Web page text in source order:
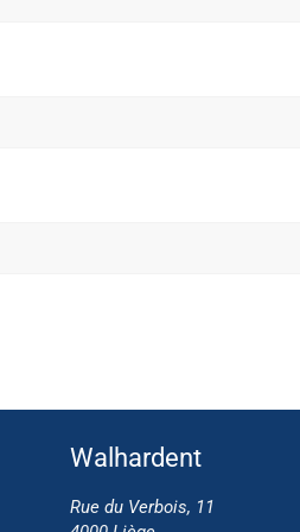
Walhardent
Rue du Verbois, 11